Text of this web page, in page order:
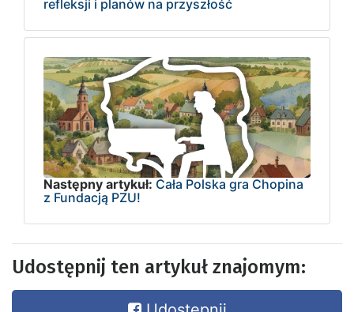
refleksji i planów na przyszłość
Następny artykuł: Cała Polska gra Chopina
z Fundacją PZU!
Udostępnij ten artykuł znajomym: